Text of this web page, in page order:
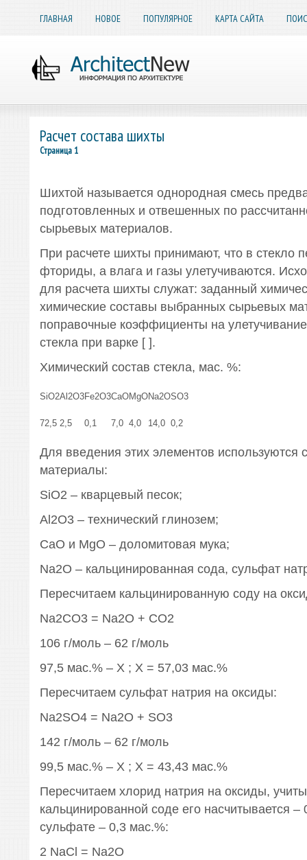
ГЛАВНАЯ НОВОЕ ПОПУЛЯРНОЕ КАРТА САЙТА
Расчет состава шихты
Страница 1
Шихтой называется однородная смесь
подготовленных и отвешенных по
сырьевых материалов.
При расчете шихты принимают, что в стекло
фториды, а влага и газы улетучиваются.
для расчета шихты служат: заданный
химические составы выбранных сырьевых
поправочные коэффициенты на
стекла при варке [ ].
Химический состав стекла, мас. %:
SiO2Al2O3Fe2O3CaOMgONa2OSO3
72,5 2,5 0,1 7,0 4,0 14,0 0,2
Для введения этих элементов используются
материалы:
SiO2 – кварцевый песок;
Al2O3 – технический глинозем;
CaO и MgO – доломитовая мука;
Na2O – кальцинированная сода, сульфат
Пересчитаем кальцинированную соду на
Na2CO3 = Na2O + CO2
106 г/моль – 62 г/моль
97,5 мас.% – Х ; Х = 57,03 мас.%
Пересчитаем сульфат натрия на оксиды:
Na2SO4 = Na2O + SO3
142 г/моль – 62 г/моль
99,5 мас.% – Х ; Х = 43,43 мас.%
Пересчитаем хлорид натрия на оксиды,
кальцинированной соде его насчитывается –
сульфате – 0,3 мас.%:
2 NaCl = Na2O